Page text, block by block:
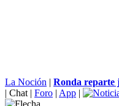
La Noción | Ronda reparte
| Chat | Foro | App |